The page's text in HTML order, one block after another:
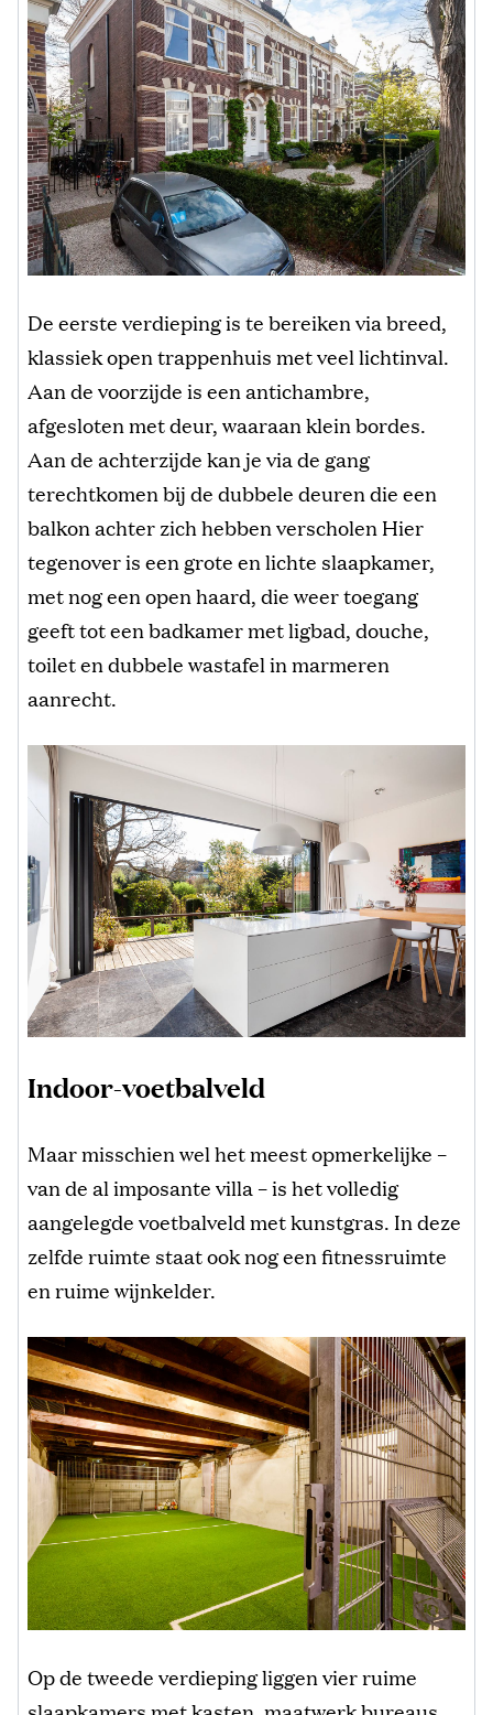
De eerste verdieping is te bereiken via breed,
klassiek open trappenhuis met veel lichtinval.
Aan de voorzijde is een antichambre,
afgesloten met deur, waaraan klein bordes.
Aan de achterzijde kan je via de gang
terechtkomen bij de dubbele deuren die een
balkon achter zich hebben verscholen Hier
tegenover is een grote en lichte slaapkamer,
met nog een open haard, die weer toegang
geeft tot een badkamer met ligbad, douche,
toilet en dubbele wastafel in marmeren
aanrecht.
Indoor-voetbalveld
Maar misschien wel het meest opmerkelijke –
van de al imposante villa – is het volledig
aangelegde voetbalveld met kunstgras. In deze
zelfde ruimte staat ook nog een fitnessruimte
en ruime wijnkelder.
Op de tweede verdieping liggen vier ruime